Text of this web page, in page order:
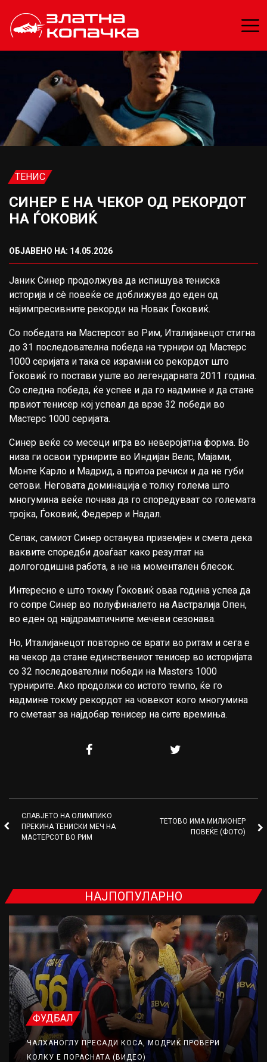
ТЕНИС
СИНЕР Е НА ЧЕКОР ОД РЕКОРДОТ
НА ЃОКОВИЌ
ОБЈАВЕНО НА: 14.05.2026
Јаник Синер продолжува да испишува тениска
историја и сè повеќе се доближува до еден од
најимпресивните рекорди на Новак Ѓоковиќ.
Со победата на Мастерсот во Рим, Италијанецот стигна
до 31 последователна победа на турнири од Мастерс
1000 серијата и така се израмни со рекордот што
Ѓоковиќ го постави уште во легендарната 2011 година.
Со следна победа, ќе успее и да го надмине и да стане
првиот тенисер кој успеал да врзе 32 победи во
Мастерс 1000 серијата.
Синер веќе со месеци игра во неверојатна форма. Во
низа ги освои турнирите во Индијан Велс, Мајами,
Монте Карло и Мадрид, а притоа речиси и да не губи
сетови. Неговата доминација е толку голема што
многумина веќе почнаа да го споредуваат со големата
тројка, Ѓоковиќ, Федерер и Надал.
Сепак, самиот Синер останува приземјен и смета дека
ваквите споредби доаѓаат како резултат на
долгогодишна работа, а не на моментален блесок.
Интересно е што токму Ѓоковиќ оваа година успеа да
го сопре Синер во полуфиналето на Австралија Опен,
во еден од најдраматичните мечеви сезонава.
Но, Италијанецот повторно се врати во ритам и сега е
на чекор да стане единствениот тенисер во историјата
со 32 последователни победи на Masters 1000
турнирите. Ако продолжи со истото темпо, ќе го
надмине токму рекордот на човекот кого многумина
го сметаат за најдобар тенисер на сите времиња.
СЛАВЈЕТО НА ОЛИМПИКО
ПРЕКИНА ТЕНИСКИ МЕЧ НА
МАСТЕРСОТ ВО РИМ
ТЕТОВО ИМА МИЛИОНЕР
ПОВЕЌЕ (ФОТО)
НАЈПОПУЛАРНО
ФУДБАЛ
ЧАЛХАНОГЛУ ПРЕСАДИ КОСА, МОДРИЌ ПРОВЕРИ
КОЛКУ Е ПОРАСНАТА (ВИДЕО)